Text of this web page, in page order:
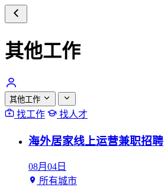
其他工作
其他工作
找工作 找人才
海外居家线上运营兼职招聘
08月04日
所有城市